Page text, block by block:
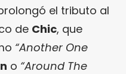
el tributo al
de Chic, que
“Another One
o “Around The